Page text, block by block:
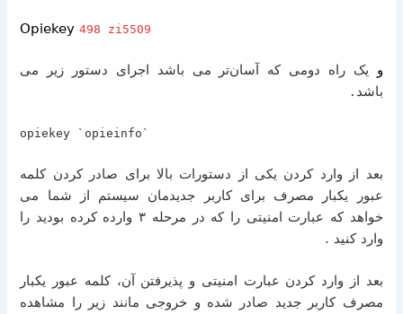
Opiekey498 zi5509
و یک راه دومی که آسان‌تر می باشد اجرای دستور زیر می
باشد .
opiekey `opieinfo`
بعد از وارد کردن یکی از دستورات بالا برای صادر کردن کلمه
عبور یکبار مصرف برای کاربر جدیدمان سیستم از شما می
خواهد که عبارت امنیتی را که در مرحله ۳ وارده کرده بودید را
وارد کنید .
بعد از وارد کردن عبارت امنیتی و پذیرفتن آن، کلمه عبور یکبار
مصرف کاربر جدید صادر شده و خروجی مانند زیر را مشاهده